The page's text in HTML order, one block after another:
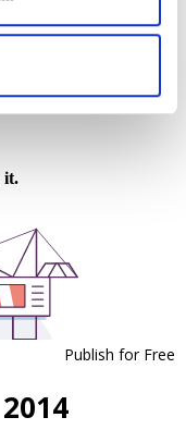
Publish for Free